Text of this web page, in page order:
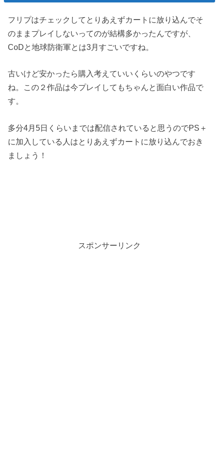
フリプはチェックしてとりあえずカートに放り込んでそ
のままプレイしないってのが結構多かったんですが、
CoDと地球防衛軍とは3月すごいですね。
古いけど安かったら購入考えていいくらいのやつです
ね。この２作品は今プレイしてもちゃんと面白い作品で
す。
多分4月5日くらいまでは配信されていると思うのでPS＋
に加入している人はとりあえずカートに放り込んでおき
ましょう！
スポンサーリンク